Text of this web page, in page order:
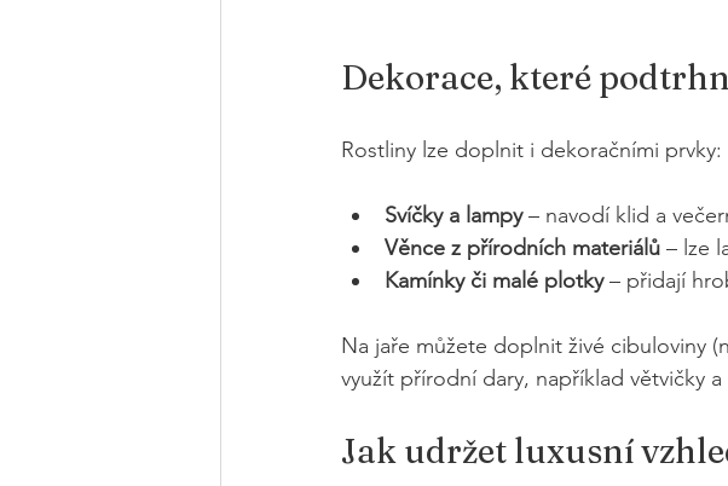
Dekorace, které
Rostliny lze doplnit i dekoračními prvky:
Svíčky a lampy – navodí klid a
Věnce z přírodních materiálů – lze
Kamínky či malé plotky – přidají
Na jaře můžete doplnit živé cibuloviny
využít přírodní dary, například větvičky a
Jak udržet luxusní